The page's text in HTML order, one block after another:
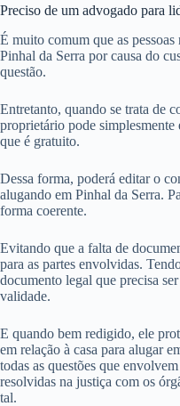
Preciso de um advogado para
É muito comum que as
Pinhal da Serra por causa do
questão.
Entretanto, quando se trata de
proprietário pode
que é gratuito.
Dessa forma, poderá editar o
alugando em Pinhal da Serra.
forma coerente.
Evitando que a falta de
para as partes envolvidas.
documento legal que precisa
validade.
E quando bem redigido, ele
em relação à casa para alugar
todas as questões que
resolvidas na justiça com os
tal.